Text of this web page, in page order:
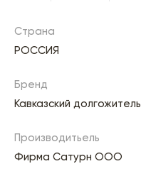
Страна
РОССИЯ
Бренд
Кавказский долгожитель
Производитьель
Фирма Сатурн ООО